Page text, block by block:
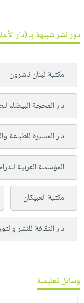
دور نشر شبيهة بـ (دار
مكتبة لبنان ناشرون
دار المحجة البيضاء
دار المسيرة للطباعة
المؤسسة العربية
مكتبة العبيكان
دار الثقافة للنشر
وسائل تعليمية